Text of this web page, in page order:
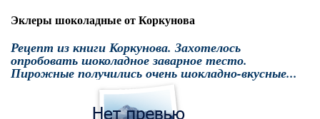
Эклеры шоколадные от Коркунова
Рецепт из книги Коркунова. Захотелось
опробовать шоколадное заварное тесто.
Пирожные получились очень шокладно-вкусные...